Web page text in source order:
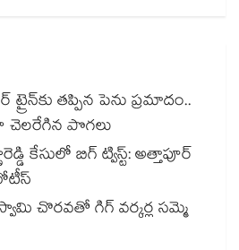
తప్పిన పెను ప్రమాదం..
చెలరేగిన పొగలు
కేసులో బిగ్ ట్విస్ట్: అత్తాపూర్
చొరవతో గిగ్ వర్కర్ల సమ్మె